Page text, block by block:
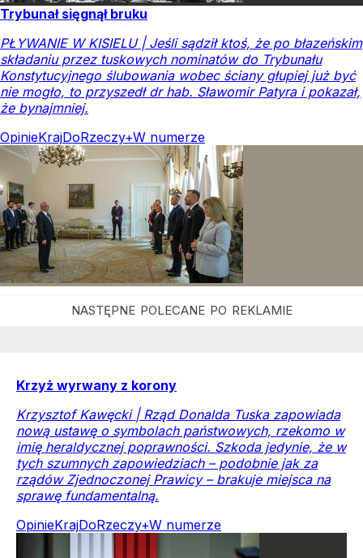
Trybunał sięgnął bruku
PŁYWANIE W KISIELU | Jeśli sądził ktoś, że po błazeńskim
składaniu przez tuskowych nominatów do Trybunału
Konstytucyjnego ślubowania wobec ściany głupiej już być
nie mogło, to przyszedł dr hab. Sławomir Patyra i pokazał,
że bynajmniej.
OpinieKrajDoRzeczy+W numerze
Krzyż wyrwany z korony
Krzysztof Kawęcki | Rząd Donalda Tuska zapowiada
nową ustawę o symbolach państwowych, rzekomo w
imię heraldycznej poprawności. Szkoda jedynie, że w
tych szumnych zapowiedziach – podobnie jak za
rządów Zjednoczonej Prawicy – brakuje miejsca na
sprawę fundamentalną.
OpinieKrajDoRzeczy+W numerze